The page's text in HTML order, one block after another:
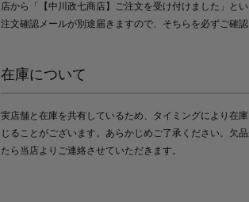
店から「【中川政七商店】ご注文を受け付けました」と
注文確認メールが別途届きますので、そちらを必ずご確認
在庫について
実店舗と在庫を共有しているため、タイミングにより在
じることがございます。あらかじめご了承ください。欠
たら当店よりご連絡させていただきます。